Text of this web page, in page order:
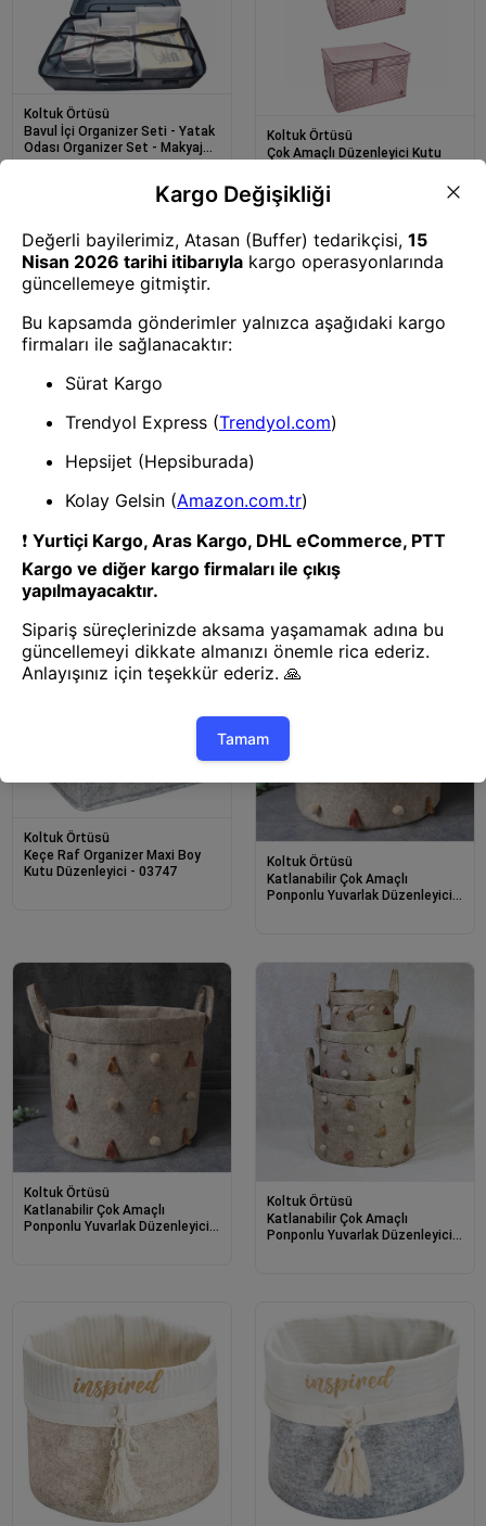
Koltuk Örtüsü
Bavul İçi Organizer Seti - Yatak
Odası Organizer Set - Makyaj
Organizer Mini Hurçlar (6 Parça)
Koltuk Örtüsü
Çok Amaçlı Düzenleyici Kutu
Plus Boy 40cm X 30cm X 70cm
(3 Adet)
Koltuk Örtüsü
Çok Amaçlı Düzenleyici Kutu
Organizer Cırt Cırtlı Hurç Mega
Plus Boy 40cm X 30cm X 70cm
(5 Adet)
2 Adet Keçe Raf Organizer Seti
Mega/maxi/kutu Organizer
Koltuk Örtüsü
Keçe Raf Organizer Maxi Boy
Kutu Düzenleyici - 03747
Koltuk Örtüsü
Katlanabilir Çok Amaçlı
Ponponlu Yuvarlak Düzenleyici
Koltuk Örtüsü
Katlanabilir Çok Amaçlı
Ponponlu Yuvarlak Düzenleyici
Koltuk Örtüsü
Katlanabilir Çok Amaçlı
Ponponlu Yuvarlak Düzenleyici